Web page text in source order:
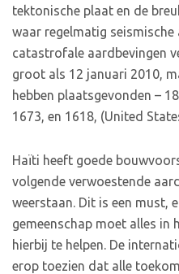
tektonische plaat en de
waar regelmatig
catastrofale aardbevingen
groot als 12 januari 2010,
hebben plaatsgevonden –
1673, en 1618, (United
Haïti heeft goede
volgende verwoestende
weerstaan. Dit is een must,
gemeenschap moet alles in
hierbij te helpen. De
erop toezien dat alle